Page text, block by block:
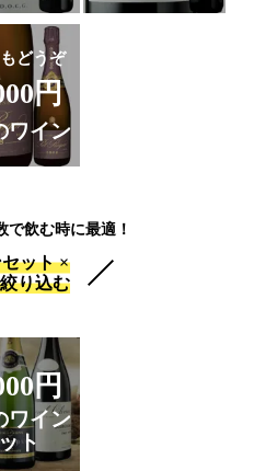
どうぞ
円
ワイン
で飲む時に最適！
ット ×
り込む
円
ワイン
ト